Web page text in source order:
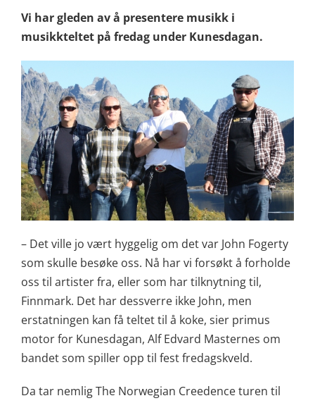
Vi har gleden av å presentere musikk i
musikkteltet på fredag under Kunesdagan.
– Det ville jo vært hyggelig om det var John Fogerty
som skulle besøke oss. Nå har vi forsøkt å forholde
oss til artister fra, eller som har tilknytning til,
Finnmark. Det har dessverre ikke John, men
erstatningen kan få teltet til å koke, sier primus
motor for Kunesdagan, Alf Edvard Masternes om
bandet som spiller opp til fest fredagskveld.
Da tar nemlig The Norwegian Creedence turen til